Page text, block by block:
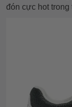
đón cực hot trong